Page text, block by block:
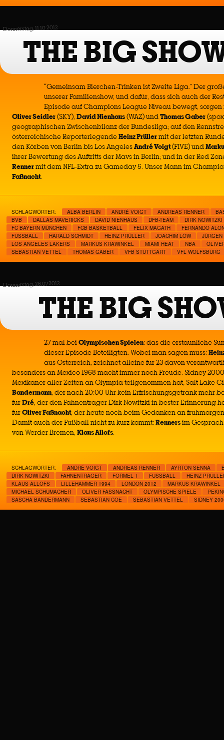
Donnerstag, 11.10.2012
THE BIG
“Gemeinsam Bierchen-Trinken ist Zweite Liga.” Der
unserer Familienshow, und dafür, dass sich auch der
Episode auf Champions League Niveau bewegt,
Oliver Seidler(SKY), David Nienhaus(WAZ) undThomas Gaber
geographischen Zwischenbilanz der Bundesliga; auf den
österreichische ReporterlegendeHeinz Prüllermit der letzten
den Körben von Berlin bis Los AngelesAndré Voigt(FIVE) und
ihrer Bewertung des Auftritts der Mavs in Berlin; und in der Red
Rennermit dem NFL-Extra zu Gameday 5. Unser Mann im
Faßnacht.
SCHLAGWÖRTER: ALBA BERLIN ANDRÉ VOIGT ANDREAS RENNER
BVB
DALLAS MAVERICKS DAVID NIENHAUS DFB-TEAM
DIRK NOWITZKI
FC BAYERN MÜNCHEN
FCB BASKETBALL FELIX MAGATH
FERNANDO
FUSSBALL
HARALD SCHMIDT HEINZ PRÜLLER JOACHIM LÖW
LOS ANGELES LAKERS
MARKUS KRAWINKEL MIAMI HEAT NBA
SEBASTIAN VETTEL
THOMAS GABER VFB STUTTGART VFL WOLFSBURG
Donnerstag, 26.07.2012
THE BIG
27 mal beiOlympischen Spielen: das die erstaunliche
dieser Episode Beteiligten. Wobei man sagen muss:
aus Österreich, zeichnet alleine für 23 davon
besonders an Mexico 1968 macht immer noch Freude. Sidney
Mexikaner aller Zeiten an Olympia teilgenommen hat; Salt Lake
Bandermann, der nach 20:00 Uhr kein Erfrischungsgetränk mehr
fürDré, der den Fahnenträger Dirk Nowitzki in bester Erinnerung
fürOliver Faßnacht, der heute noch beim Gedanken an
Damit auch der Fußball nicht zu kurz kommt:Rennersim
von Werder Bremen, Klaus Allofs.
SCHLAGWÖRTER: ANDRÉ VOIGT ANDREAS RENNER AYRTON SENNA
DIRK NOWITZKI
FAHNENTRÄGER FORMEL 1 FUSSBALL
HEINZ
KLAUS ALLOFS
LILLEHAMMER 1994 LONDON 2012
MARKUS KRAWINKEL
MICHAEL SCHUMACHER
OLIVER FASSNACHT OLYMPISCHE SPIELE
SASCHA BANDERMANN
SEBASTIAN COE SEBASTIAN VETTEL SIDNEY